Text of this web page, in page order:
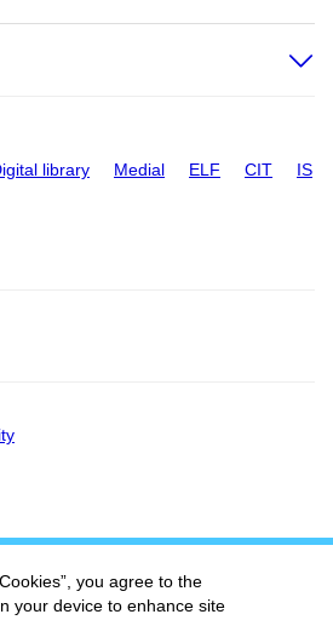
library Medial ELF CIT IS
you agree to the
your device to enhance site